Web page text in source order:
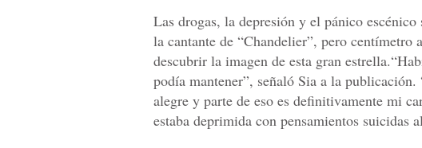
Las drogas, la depresión y el pánico
la cantante de “Chandelier”, pero centímetro
descubrir la imagen de esta gran
podía mantener”, señaló Sia a la
alegre y parte de eso es definitivamente mi
estaba deprimida con pensamientos suicidas